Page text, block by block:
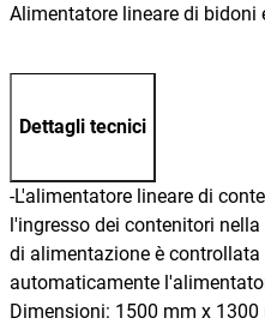
Alimentatore lineare di bidoni
Dettagli tecnici
-L'alimentatore lineare di
l'ingresso dei contenitori
di alimentazione è
automaticamente
Dimensioni: 1500 mm x